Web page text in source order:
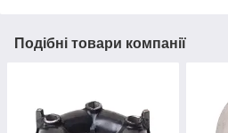
Подібні товари компанії